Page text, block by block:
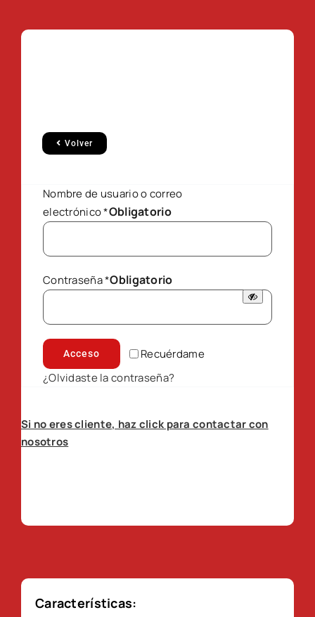
Volver
Nombre de usuario o correo
electrónico*Obligatorio
Contraseña*Obligatorio
Recuérdame
Acceso
¿Olvidaste la contraseña?
Si no eres cliente, haz click para contactar con
nosotros
Características: